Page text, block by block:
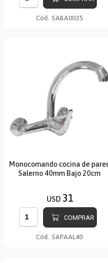
Cód. SABA0035
Monocomando cocina de
Salerno 40mm Bajo 20cm
USD 31
COMPRAR
Cód. SAPAAL40